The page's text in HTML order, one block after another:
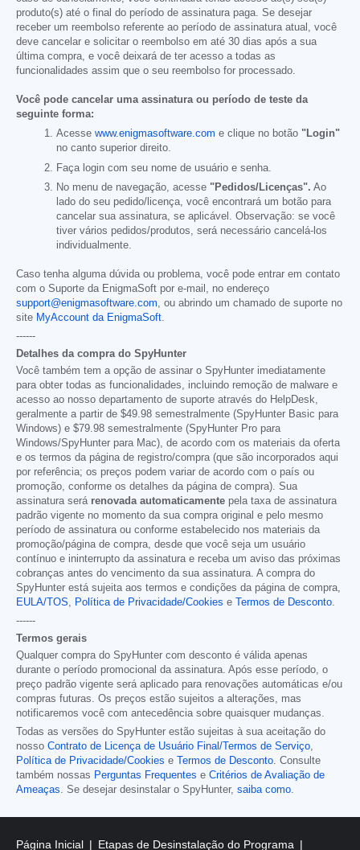
produto(s) até o final do período de assinatura paga. Se desejar
receber um reembolso referente ao período de assinatura atual, você
deve cancelar e solicitar o reembolso em até 30 dias após a sua
última compra, e você deixará de ter acesso a todas as
funcionalidades assim que o seu reembolso for processado.
Você pode cancelar uma assinatura ou período de teste da
seguinte forma:
Acesse www.enigmasoftware.com e clique no botão "Login"
no canto superior direito.
Faça login com seu nome de usuário e senha.
No menu de navegação, acesse "Pedidos/Licenças". Ao
lado do seu pedido/licença, você encontrará um botão para
cancelar sua assinatura, se aplicável. Observação: se você
tiver vários pedidos/produtos, será necessário cancelá-los
individualmente.
Caso tenha alguma dúvida ou problema, você pode entrar em contato
com o Suporte da EnigmaSoft por e-mail, no endereço
support@enigmasoftware.com, ou abrindo um chamado de suporte no
site MyAccount da EnigmaSoft.
------
Detalhes da compra do SpyHunter
Você também tem a opção de assinar o SpyHunter imediatamente
para obter todas as funcionalidades, incluindo remoção de malware e
acesso ao nosso departamento de suporte através do HelpDesk,
geralmente a partir de $49.98 semestralmente (SpyHunter Basic para
Windows) e $79.98 semestralmente (SpyHunter Pro para
Windows/SpyHunter para Mac), de acordo com os materiais da oferta
e os termos da página de registro/compra (que são incorporados aqui
por referência; os preços podem variar de acordo com o país ou
promoção, conforme os detalhes da página de compra). Sua
assinatura será renovada automaticamente pela taxa de assinatura
padrão vigente no momento da sua compra original e pelo mesmo
período de assinatura ou conforme estabelecido nos materiais da
promoção/página de compra, desde que você seja um usuário
contínuo e ininterrupto da assinatura e receba um aviso das próximas
cobranças antes do vencimento da sua assinatura. A compra do
SpyHunter está sujeita aos termos e condições da página de compra,
EULA/TOS, Política de Privacidade/Cookies e Termos de Desconto.
------
Termos gerais
Qualquer compra do SpyHunter com desconto é válida apenas
durante o período promocional da assinatura. Após esse período, o
preço padrão vigente será aplicado para renovações automáticas e/ou
compras futuras. Os preços estão sujeitos a alterações, mas
notificaremos você com antecedência sobre quaisquer mudanças.
Todas as versões do SpyHunter estão sujeitas à sua aceitação do
nosso Contrato de Licença de Usuário Final/Termos de Serviço,
Política de Privacidade/Cookies e Termos de Desconto. Consulte
também nossas Perguntas Frequentes e Critérios de Avaliação de
Ameaças. Se desejar desinstalar o SpyHunter, saiba como.
Página Inicial Etapas de Desinstalação do Programa